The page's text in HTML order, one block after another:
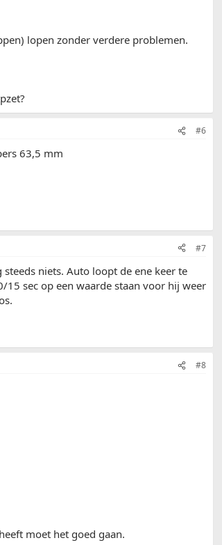
lopen zonder verdere problemen.
#6
63,5 mm
#7
niets. Auto loopt de ene keer te
sec op een waarde staan voor hij weer
#8
moet het goed gaan.